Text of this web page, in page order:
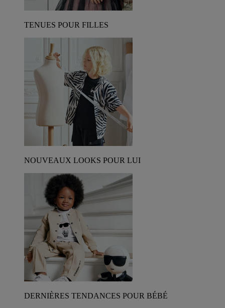
TENUES POUR FILLES
NOUVEAUX LOOKS POUR LUI
DERNIÈRES TENDANCES POUR BÉBÉ